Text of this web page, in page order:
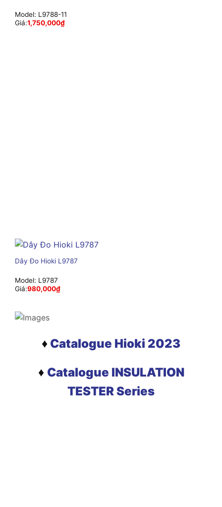
Model: L9788-11
Giá:1,750,000₫
Dây Đo Hioki L9787
Model: L9787
Giá:980,000₫
♦ Catalogue Hioki 2023
♦ Catalogue INSULATION
TESTER Series